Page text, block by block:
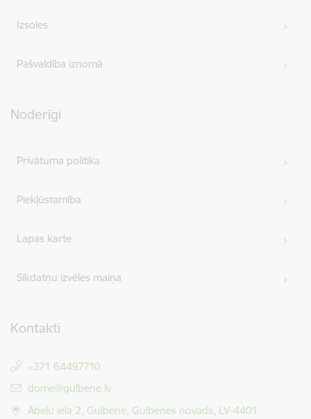
Izsoles
Pašvaldība iznomā
Noderīgi
Privātuma politika
Piekļūstamība
Lapas karte
Sīkdatņu izvēles maiņa
Kontakti
+371 64497710
E-pasts:
dome@gulbene.lv
Ābeļu iela 2, Gulbene, Gulbenes novads, LV-4401